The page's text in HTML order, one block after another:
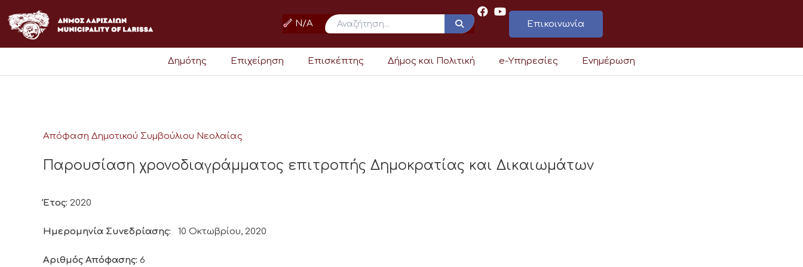
στο
περιεχόμενο
N/A Επικοινωνία
Δημότης Επιχείρηση Επισκέπτης Δήμος και Πολιτική e-Υπηρεσίες Ενημέρωση
Απόφαση Δημοτικού Συμβούλιου Νεολαίας
Παρουσίαση χρονοδιαγράμματος επιτροπής Δημοκρατίας και Δικαιωμάτων
Έτος: 2020
Ημερομηνία Συνεδρίασης: 10 Οκτωβρίου, 2020
Αριθμός Απόφασης: 6